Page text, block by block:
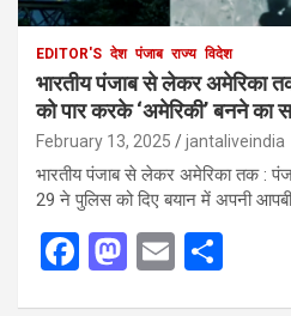
EDITOR'S देश पंजाब राज्य विदेश
भारतीय पंजाब से लेकर अमेरिका
को पार करके ‘अमेरिकी’ बनने का
February 13, 2025 jantaliveindia
भारतीय पंजाब से लेकर अमेरिका तक :
29 ने पुलिस को दिए बयान में अपनी
F
M E